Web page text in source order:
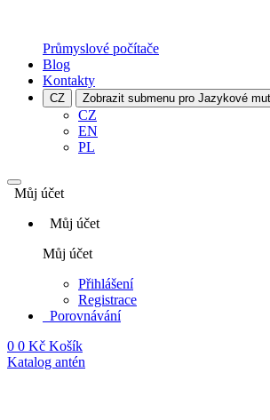
Průmyslové počítače
Blog
Kontakty
CZ Zobrazit submenu pro Jazykové
CZ
EN
PL
Můj účet
Můj účet
Můj účet
Přihlášení
Registrace
Porovnávání
0 0 Kč Košík
Katalog antén